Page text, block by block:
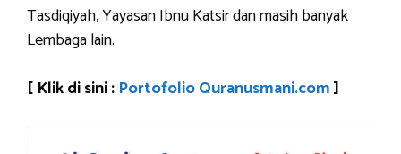
Tasdiqiyah, Yayasan Ibnu Katsir dan masih banyak
Lembaga lain.
[ Klik di sini : Portofolio Quranusmani.com]